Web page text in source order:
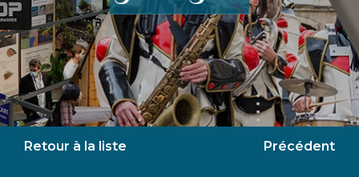
Retour à la liste Précédent